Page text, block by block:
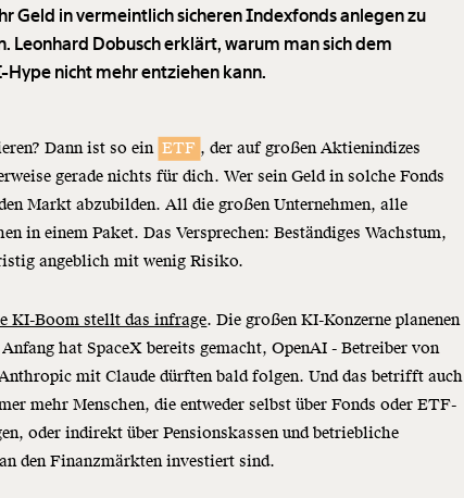
Geld in vermeintlich sicheren Indexfonds anlegen zu
Leonhard Dobusch erklärt, warum man sich dem
nicht mehr entziehen kann.
Dann ist so ein ETF , der auf großen Aktienindizes
gerade nichts für dich. Wer sein Geld in solche Fonds
Markt abzubilden. All die großen Unternehmen, alle
in einem Paket. Das Versprechen: Beständiges Wachstum,
angeblich mit wenig Risiko.
KI-Boom stellt das infrage. Die großen KI-Konzerne planenen
Anfang hat SpaceX bereits gemacht, OpenAI - Betreiber von
mit Claude dürften bald folgen. Und das betrifft auch
mehr Menschen, die entweder selbst über Fonds oder ETF-
oder indirekt über Pensionskassen und betriebliche
den Finanzmärkten investiert sind.